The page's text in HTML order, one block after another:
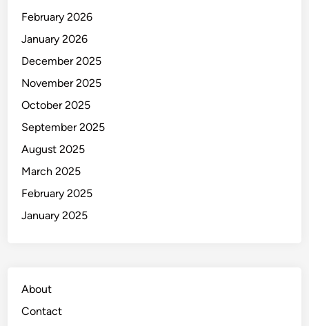
a
n
g
e
r
c
y
a
H
a
February 2026
January 2026
December 2025
November 2025
October 2025
September 2025
August 2025
March 2025
February 2025
January 2025
About
Contact